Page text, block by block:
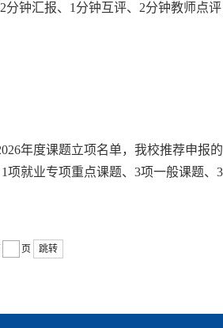
钟汇报、1分钟互评、2分钟教师点
年度课题立项名单，我校推荐申报
就业专项重点课题、3项一般课题
页 跳转